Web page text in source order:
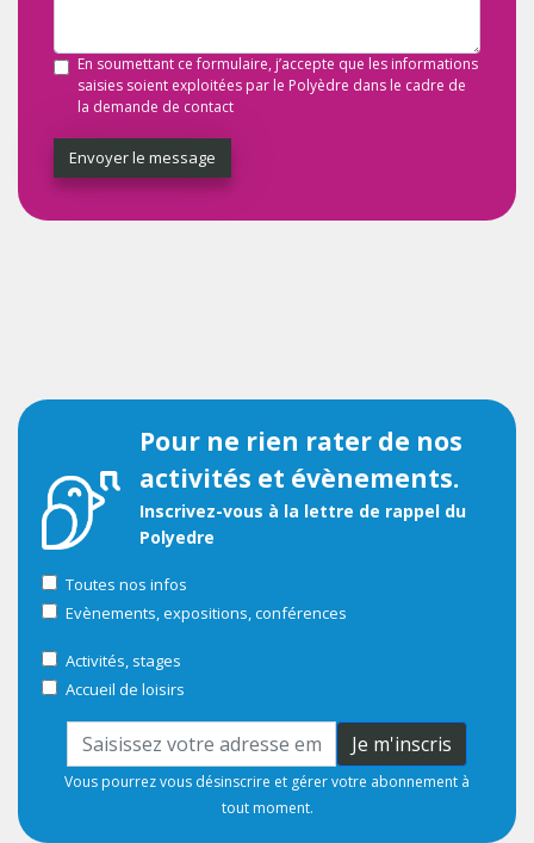
En soumettant ce formulaire, j’accepte que les informations
saisies soient exploitées par le Polyèdre dans le cadre de
la demande de contact
Envoyer le message
Pour ne rien rater de nos
activités et évènements.
Inscrivez-vous à la lettre de rappel du
Polyedre
Toutes nos infos
Evènements, expositions, conférences
Activités, stages
Accueil de loisirs
Je m'inscris
Vous pourrez vous désinscrire et gérer votre abonnement à
tout moment.